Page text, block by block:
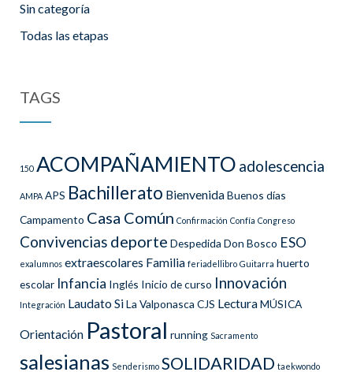
Sin categoría
Todas las etapas
TAGS
150 ACOMPAÑAMIENTO adolescencia
AMPA APS Bachillerato BienvenidaBuenos días
Campamento Casa Común Confirmación Confía Congreso
Convivencias deporte Despedida Don Bosco ESO
exalumnos extraescolares Familia feriadellibro Guitarra huerto
escolar Infancia Inglés Inicio de curso Innovación
Integración Laudato SiLa Valponasca CJS LecturaMÚSICA
Orientación Pastoral running Sacramento
salesianas Senderismo SOLIDARIDAD taekwondo